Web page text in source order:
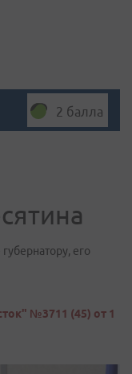
2 балла
его
№3711 (45) от 1